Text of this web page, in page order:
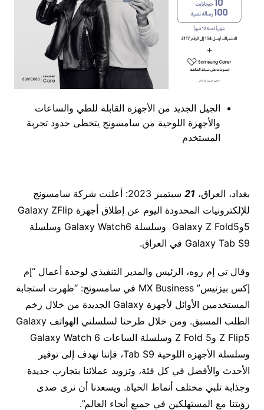
الجيل الجديد من الأجهزة القابلة للطي والساعات
والأجهزة اللوحية من سامسونج يتخطى حدود تجربة
المستخدم
بغداد، العراق، 21
سبتمبر 2023: أعلنت شركة سامسونج
للإلكترونيات المحدودة اليوم عن إطلاق أجهزة Galaxy ZFlip
5وGalaxy Z Fold5 وسلسلة Galaxy Watch6 وسلسلة
Galaxy Tab S9 في العراق.
وقال تي إم روه، الرئيس والمدير التنفيذي لوحدة أعمال “إم
إكس بيزنيس” MX Business في سامسونج: “ظهرت استجابة
المستخدمين الأوائل لأجهزة Galaxy الجديدة من خلال زخم
الطلب المسبق. ومن خلال طرحنا لسلسلتي الهواتف Galaxy
Z Flip5 و5 Z Fold وسلسلة الساعات Galaxy Watch 6
وسلسلة الأجهزة اللوحية Tab S9، فإننا نهدف إلى توفير
الأحدث والأفضل في كل فئة، وتزويد عملائنا بتجارب جديدة
وجذابة تلبي مختلف أنماط الحياة. ويسعدنا أن نرى صدى
رؤيتنا مع المستهلكين في جميع أنحاء العالم”.